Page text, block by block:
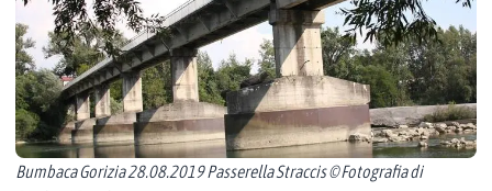
Bumbaca Gorizia 28.08.2019 Passerella Straccis © Fotografia di